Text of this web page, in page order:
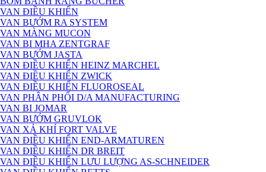
VAN ĐIỀU KHIỂN
VAN BƯỚM RA SYSTEM
VAN MÀNG MUCON
VAN BI MHA ZENTGRAF
VAN BƯỚM JASTA
VAN ĐIỀU KHIỂN HEINZ MARCHEL
VAN ĐIỀU KHIỂN ZWICK
VAN ĐIỀU KHIỂN FLUOROSEAL
VAN PHÂN PHỐI D/A MANUFACTURING
VAN BI JOMAR
VAN BƯỚM GRUVLOK
VAN XẢ KHÍ FORT VALVE
VAN ĐIỀU KHIỂN END-ARMATUREN
VAN ĐIỀU KHIỂN DR BREIT
VAN ĐIỀU KHIỂN LƯU LƯỢNG AS-SCHNEIDER